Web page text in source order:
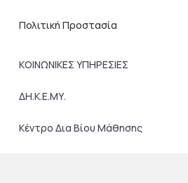
Πολιτική Προστασία
ΚΟΙΝΩΝΙΚΕΣ ΥΠΗΡΕΣΙΕΣ
ΔΗ.Κ.Ε.ΜΥ.
Κέντρο Δια Βίου Μάθησης